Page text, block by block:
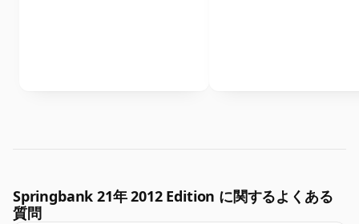
Springbank 21年 2012 Edition に関するよくある
質問